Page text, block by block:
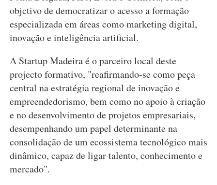
objctivo de democratizar o acesso a formação
especializada em áreas como marketing digital,
inovação e inteligência artificial.
A Startup Madeira é o parceiro local deste
projecto formativo, "reafirmando-se como peça
central na estratégia regional de inovação e
empreendedorismo, bem como no apoio à criação
e no desenvolvimento de projetos empresariais,
desempenhando um papel determinante na
consolidação de um ecossistema tecnológico mais
dinâmico, capaz de ligar talento, conhecimento e
mercado".